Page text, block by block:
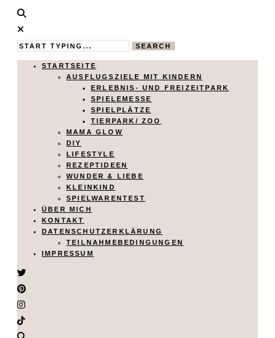
Calistas
Traum
MAMABLOG
SEARCH
STARTSEITE
AUSFLUGSZIELE MIT KINDERN
ERLEBNIS- UND FREIZEITPARK
SPIELEMESSE
SPIELPLÄTZE
TIERPARK/ ZOO
MAMA GLOW
DIY
LIFESTYLE
REZEPTIDEEN
WUNDER & LIEBE
KLEINKIND
SPIELWARENTEST
ÜBER MICH
KONTAKT
DATENSCHUTZERKLÄRUNG
TEILNAHMEBEDINGUNGEN
IMPRESSUM